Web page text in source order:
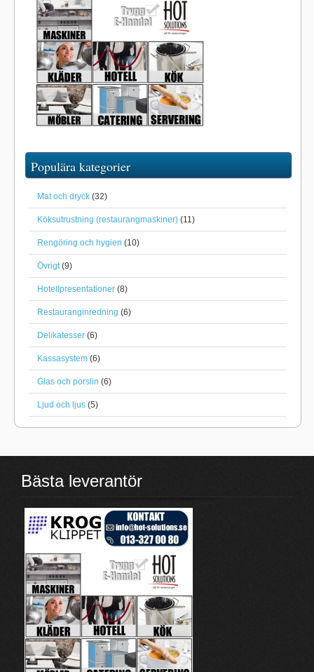
Populära kategorier
Mat och dryck (32)
Köksutrustning (restaurangmaskiner) (11)
Rengöring och hygien (10)
Övrigt(9)
Hotellpresentationer (8)
Restauranginredning (6)
Delikatesser (6)
Kassasystem (6)
Glas och porslin (6)
Ljud och ljus (5)
Bästa leverantör